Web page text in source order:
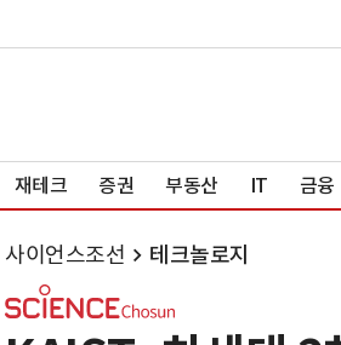
재테크 증권 부동산 IT 금융
사이언스조선 테크놀로지